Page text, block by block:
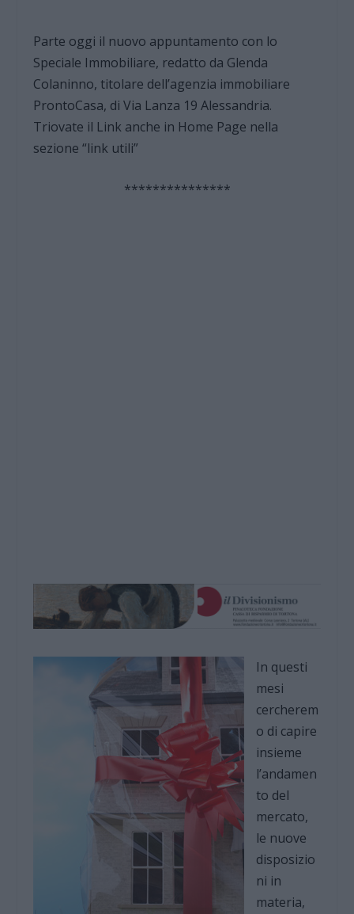
Parte oggi il nuovo appuntamento con lo
Speciale Immobiliare, redatto da Glenda
Colaninno, titolare dell’agenzia immobiliare
ProntoCasa, di Via Lanza 19 Alessandria.
Triovate il Link anche in Home Page nella
sezione “link utili”
***************
In questi
mesi
cercherem
o di capire
insieme
l’andamen
to del
mercato,
le nuove
disposizio
ni in
materia,